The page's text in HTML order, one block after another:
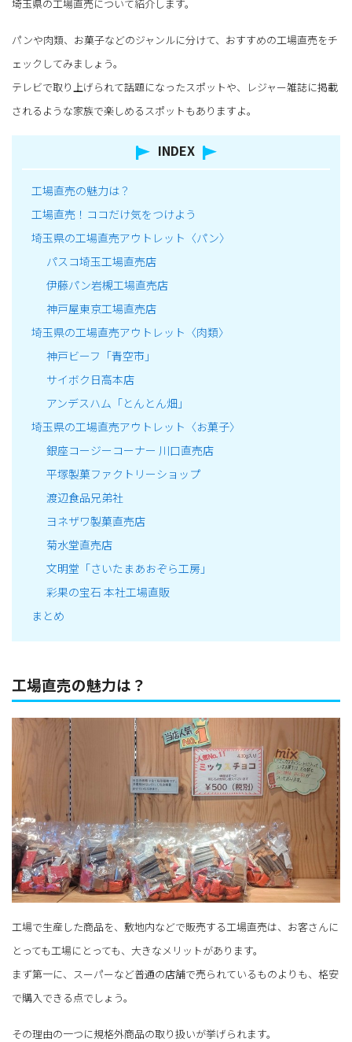
埼玉県の工場直売について紹介します。
パンや肉類、お菓子などのジャンルに分けて、おすすめの工場直売をチ
ェックしてみましょう。
テレビで取り上げられて話題になったスポットや、レジャー雑誌に掲載
されるような家族で楽しめるスポットもありますよ。
INDEX
工場直売の魅力は？
工場直売！ココだけ気をつけよう
埼玉県の工場直売アウトレット〈パン〉
パスコ埼玉工場直売店
伊藤パン岩槻工場直売店
神戸屋東京工場直売店
埼玉県の工場直売アウトレット〈肉類〉
神戸ビーフ「青空市」
サイボク日高本店
アンデスハム「とんとん畑」
埼玉県の工場直売アウトレット〈お菓子〉
銀座コージーコーナー 川口直売店
平塚製菓ファクトリーショップ
渡辺食品兄弟社
ヨネザワ製菓直売店
菊水堂直売店
文明堂「さいたまあおぞら工房」
彩果の宝石 本社工場直販
まとめ
工場直売の魅力は？
工場で生産した商品を、敷地内などで販売する工場直売は、お客さんに
とっても工場にとっても、大きなメリットがあります。
まず第一に、スーパーなど普通の店舗で売られているものよりも、格安
で購入できる点でしょう。
その理由の一つに規格外商品の取り扱いが挙げられます。